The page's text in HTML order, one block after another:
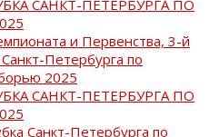
САНКТ-ПЕТЕРБУРГА ПО
и Первенства, 3-й
Петербурга по
2025
САНКТ-ПЕТЕРБУРГА ПО
Санкт-Петербурга по